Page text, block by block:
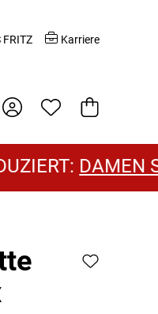
FRITZ Karriere
Warenkorb
DAMEN SALE